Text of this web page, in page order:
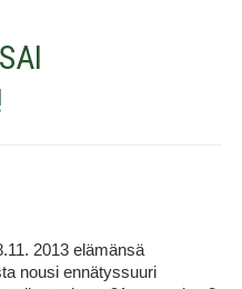
2013 elämänsä
nousi ennätyssuuri